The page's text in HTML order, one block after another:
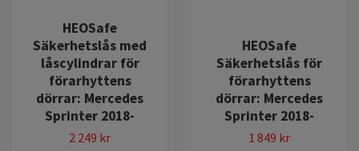
HEOSafe
Säkerhetslås med
låscylindrar för
förarhyttens
dörrar: Mercedes
Sprinter 2018-
2 249 kr
HEOSafe
Säkerhetslås för
förarhyttens
dörrar: Mercedes
Sprinter 2018-
1 849 kr